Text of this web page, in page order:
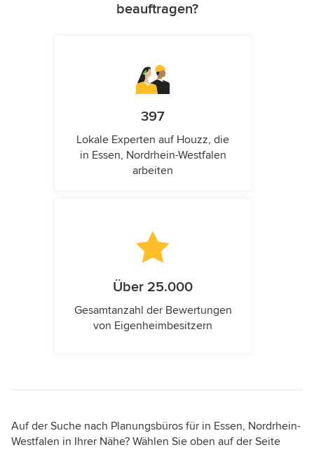
beauftragen?
397
Lokale Experten auf Houzz, die
in Essen, Nordrhein-Westfalen
arbeiten
Über 25.000
Gesamtanzahl der Bewertungen
von Eigenheimbesitzern
Auf der Suche nach Planungsbüros für in Essen, Nordrhein-
Westfalen in Ihrer Nähe? Wählen Sie oben auf der Seite